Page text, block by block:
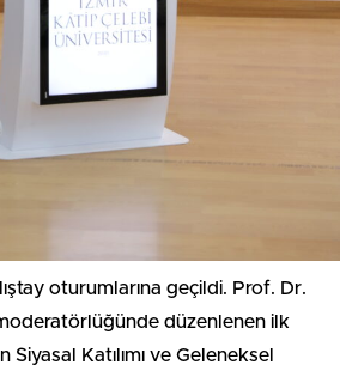
oturumlarına geçildi. Prof. Dr.
düzenlenen ilk
Katılımı ve Geleneksel